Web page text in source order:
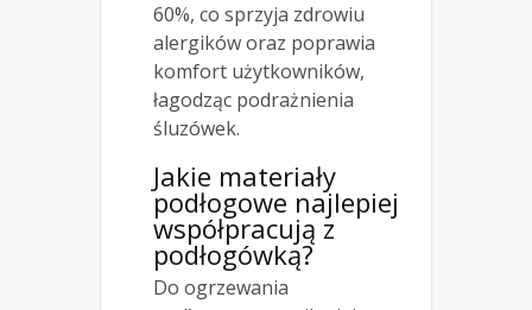
60%, co sprzyja zdrowiu
alergików oraz poprawia
komfort użytkowników,
łagodząc podrażnienia
śluzówek.
Jakie materiały
podłogowe najlepiej
współpracują z
podłogówką?
Do ogrzewania